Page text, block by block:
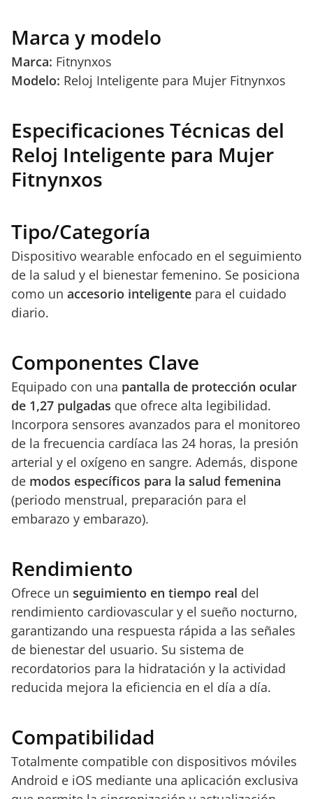
Marca y modelo
Marca: Fitnynxos
Modelo: Reloj Inteligente para Mujer Fitnynxos
Especificaciones Técnicas del
Reloj Inteligente para Mujer
Fitnynxos
Tipo/Categoría
Dispositivo wearable enfocado en el seguimiento
de la salud y el bienestar femenino. Se posiciona
como un accesorio inteligente para el cuidado
diario.
Componentes Clave
Equipado con una pantalla de protección ocular
de 1,27 pulgadas que ofrece alta legibilidad.
Incorpora sensores avanzados para el monitoreo
de la frecuencia cardíaca las 24 horas, la presión
arterial y el oxígeno en sangre. Además, dispone
de modos específicos para la salud femenina
(periodo menstrual, preparación para el
embarazo y embarazo).
Rendimiento
Ofrece un seguimiento en tiempo real del
rendimiento cardiovascular y el sueño nocturno,
garantizando una respuesta rápida a las señales
de bienestar del usuario. Su sistema de
recordatorios para la hidratación y la actividad
reducida mejora la eficiencia en el día a día.
Compatibilidad
Totalmente compatible con dispositivos móviles
Android e iOS mediante una aplicación exclusiva